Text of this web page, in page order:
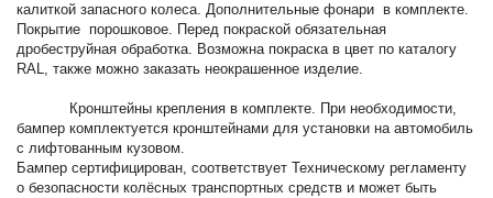
калиткой запасного колеса. Дополнительные фонари в комплекте.
Покрытие порошковое. Перед покраской обязательная
дробеструйная обработка. Возможна покраска в цвет по каталогу
RAL, также можно заказать неокрашенное изделие.
Кронштейны крепления в комплекте. При необходимости,
бампер комплектуется кронштейнами для установки на автомобиль
с лифтованным кузовом.
Бампер сертифицирован, соответствует Техническому регламенту
о безопасности колёсных транспортных средств и может быть